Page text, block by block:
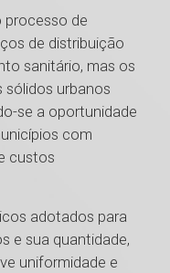
processo de
de distribuição
sanitário, mas os
sólidos urbanos
se a oportunidade
com
custos
adotados para
e sua quantidade,
uniformidade e